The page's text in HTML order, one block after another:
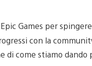
Games per
con la
di come stiamo